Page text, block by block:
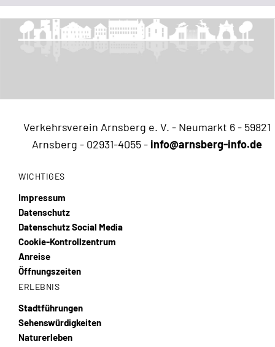
Verkehrsverein Arnsberg e. V. - Neumarkt 6 - 59821
Arnsberg - 02931-4055- info@arnsberg-info.de
WICHTIGES
Impressum
Datenschutz
Datenschutz Social Media
Cookie-Kontrollzentrum
Anreise
Öffnungszeiten
ERLEBNIS
Stadtführungen
Sehenswürdigkeiten
Naturerleben